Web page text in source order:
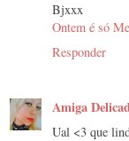
Bjxxx
Ontem é só
Responder
Amiga
Ual <3 que